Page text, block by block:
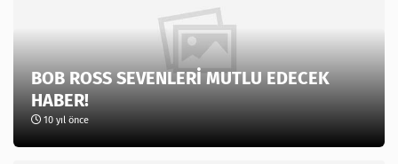
BOB ROSS SEVENLERİ MUTLU EDECEK
HABER!
10 yıl önce